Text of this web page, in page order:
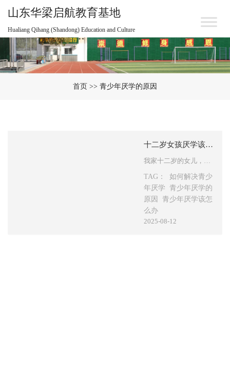
山东华梁启航教育基地
Hualiang Qihang (Shandong) Education and Culture
首页 >> 青少年厌学的原因
十二岁女孩厌学该如何应对？剖析青少年厌学心理的成因与解决办法
我家十二岁的女儿，刚上初一那会儿还挺正常的，可最近这段时间，她却突然不想去基地了，每次都得父母陪着才肯去，不然说什么也不愿意踏进校园。 我们实在是没辙了，恳请李老师能为我们指点迷津，非常感谢！ “厌学症” 指的是青少年在很长一段时间里，对基地怀有恐惧心理，无法适应并参与正常的学习生活。…
TAG：
如何解决青少
年厌学 青少年厌学的
原因
青少年厌学该怎
么办
2025-08-12